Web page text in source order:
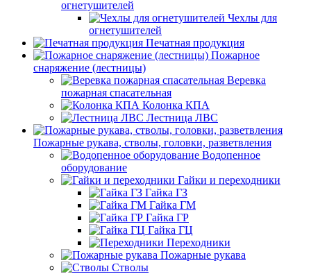
огнетушителей
Чехлы для
огнетушителей
Печатная продукция
Пожарное
снаряжение (лестницы)
Веревка
пожарная спасательная
Колонка КПА
Лестница ЛВС
Пожарные рукава, стволы, головки, разветвления
Водопенное
оборудование
Гайки и переходники
Гайка ГЗ
Гайка ГМ
Гайка ГР
Гайка ГЦ
Переходники
Пожарные рукава
Стволы